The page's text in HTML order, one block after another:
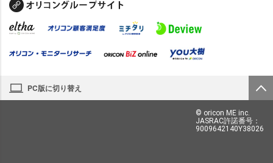
PC版に切り替え
© oricon ME inc.
JASRAC許諾番号：
9009642140Y38026